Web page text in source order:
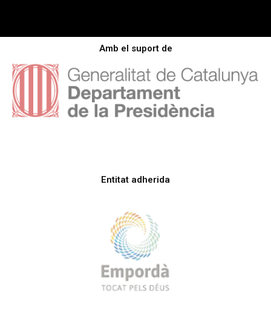
Amb el suport de
Entitat adherida